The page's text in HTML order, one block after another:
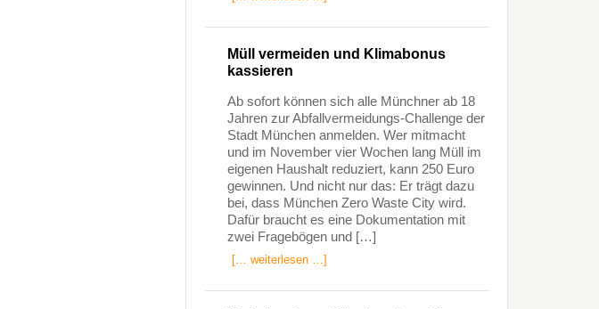
Müll vermeiden und Klimabonus
kassieren
Ab sofort können sich alle Münchner ab 18
Jahren zur Abfallvermeidungs-Challenge der
Stadt München anmelden. Wer mitmacht
und im November vier Wochen lang Müll im
eigenen Haushalt reduziert, kann 250 Euro
gewinnen. Und nicht nur das: Er trägt dazu
bei, dass München Zero Waste City wird.
Dafür braucht es eine Dokumentation mit
zwei Fragebögen und […]
[… weiterlesen …]